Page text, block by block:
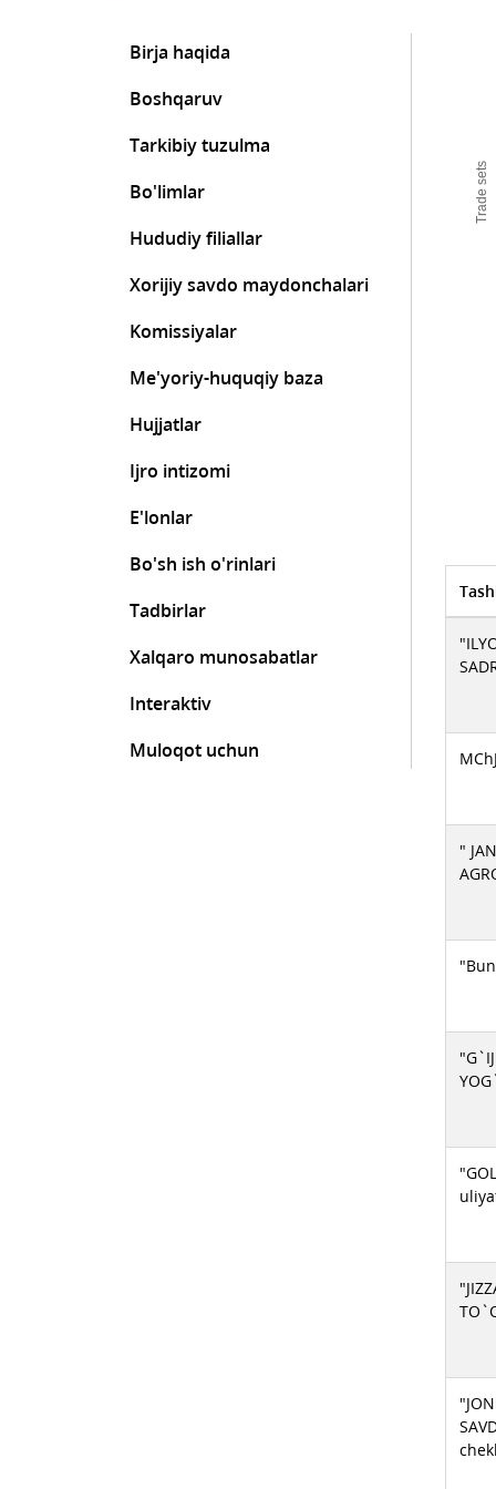
Birja haqida
Boshqaruv
Tarkibiy tuzulma
Bo'limlar
Hududiy filiallar
Xorijiy savdo maydonchalari
Komissiyalar
Me'yoriy-huquqiy baza
Hujjatlar
Ijro intizomi
E'lonlar
Bo'sh ish o'rinlari
Tadbirlar
Xalqaro munosabatlar
Interaktiv
Muloqot uchun
Trade sets
"